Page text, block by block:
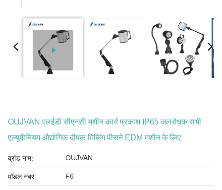
OUJVAN एलईडी सीएनसी मशीन कार्य प्रकाश IP65 जलरोधक सभी
एल्यूमीनियम औद्योगिक दीपक मिलिंग पीसने EDM मशीन के लिए
ब्रांड नाम: OUJVAN
मॉडल नंबर: F6